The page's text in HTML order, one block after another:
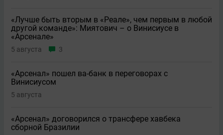
«Лучше быть вторым в «Реале», чем первым в любой
другой команде»: Миятович – о Винисиусе в
«Арсенале»
5 августа 3
«Арсенал» пошел ва-банк в переговорах с
Винисиусом
5 августа
«Арсенал» договорился о трансфере хавбека
сборной Бразилии